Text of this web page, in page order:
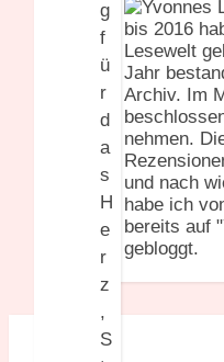
bis 2016
Lesewelt
Jahr
Archiv. Im
nehmen.
und nach
habe ich
bereits auf
gebloggt.